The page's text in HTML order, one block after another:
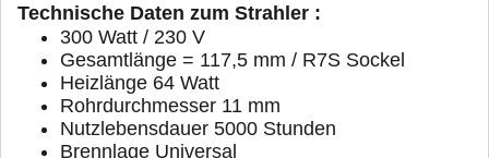
Technische Daten zum Strahler :
300 Watt / 230 V
Gesamtlänge = 117,5 mm / R7S Sockel
Heizlänge 64 Watt
Rohrdurchmesser 11 mm
Nutzlebensdauer 5000 Stunden
Brennlage Universal